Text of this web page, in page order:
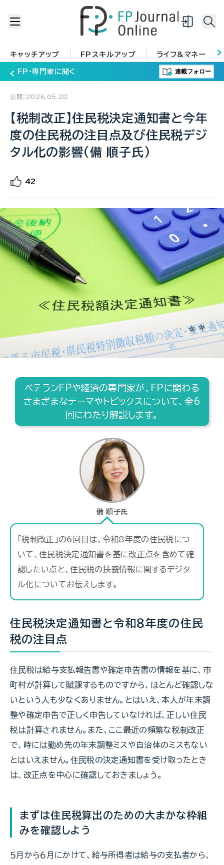
キャッチアップ FPスキルアップ ライフ&マネー
FP・専門家に聞く 連載フォロー
公開：2026.05.28
【税制改正】住民税決定通知書と今年
度の住民税の注目点及び住民税デジ
タル化の影響(備 順子氏)
42
ベテランFPや経済の専門家が、FPに関わる
さまざまなテーマやトピックスについて、全6
回にわたり解説します。
備 順子氏
「税制改正」の6回目は、令和8年度の住民税につ
いて、住民税決定通知書を基に改正点を含めて確
認したい点と、住民税の扶養情報に関するデジタ
ル化についてお伝えします。
住民税決定通知書と令和８年度の住民
税の注目点
住民税は給与支払報告書や確定申告書の情報を基に、市
町村が計算して賦課するものですから、ほとんど確認しな
いという人も少なくありません。とはいえ、本人が年末調
整や確定申告で正しく申告していなければ、正しい住民
税は計算されません。また、ここ最近の頻繁な税制改正
で、時には勤め先の年末調整ミスや自治体のミスもない
とはいえません。住民税の決定通知書を受け取ったとき
は、改正点を中心に確認しておきましょう。
まずは住民税算出のための大まかな枠組
みを確認しよう
５月から６月にかけて、給与所得者は給与の支払者から、